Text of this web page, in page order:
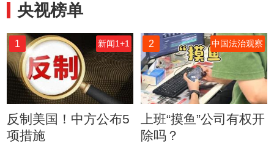
央视榜单
1 新闻1+1
反制美国！中方公布5
项措施
2 中国法治观察
上班“摸鱼”公司有权开
除吗？